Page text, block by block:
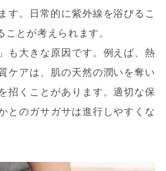
す。日常的に紫外線を浴びるこ
とが考えられます。
も大きな原因です。例えば、熱
ケアは、肌の天然の潤いを奪い
招くことがあります。適切な保
とのガサガサは進行しやすくな